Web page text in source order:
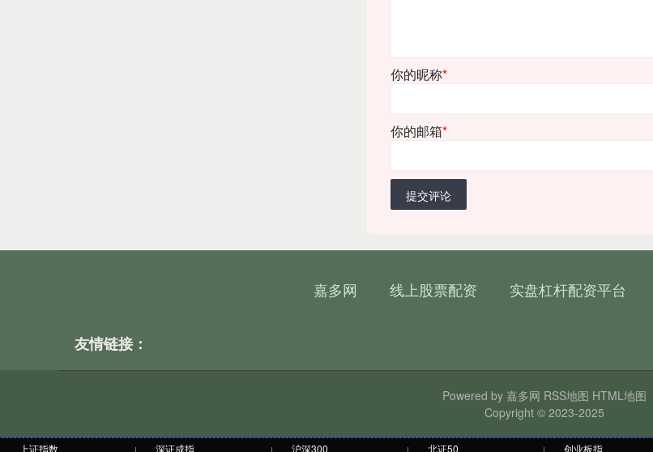
你的昵称*
你的邮箱*
提交评论
上证指数 深证成指 沪深300 北证50 创业板指
嘉多网 线上股票配资 实盘杠杆配资平台
友情链接：
Powered by 嘉多网 RSS地图 HTML地图
Copyright © 2023-2025